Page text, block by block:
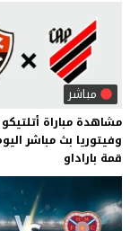
مباشر
مشاهدة مباراة أتلتيكو
وفيتوريا بث مباشر
قمة باراداو